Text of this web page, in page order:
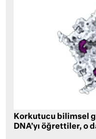
Korkutucu bilimsel
DNA’yı öğrettiler, o